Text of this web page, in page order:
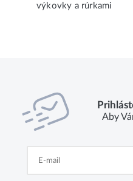
výkovky a rúrkami
Aby